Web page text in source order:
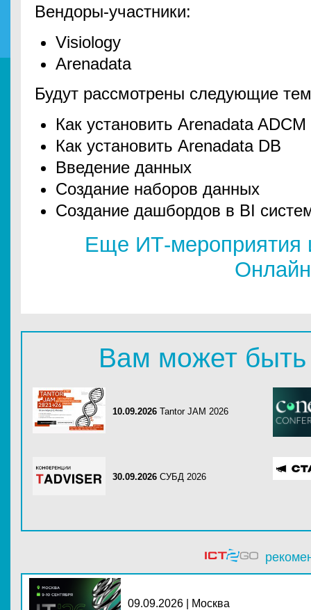
Вендоры-участники:
Visiology
Arenadata
Будут рассмотрены следующие
Как установить Arenadata ADCM
Как установить Arenadata DB
Введение данных
Создание наборов данных
Создание дашбордов в BI
Еще ИТ-мероприятия
Онлайн
Вам может быть
10.09.2026 Tantor JAM 2026
30.09.2026 СУБД 2026
09.09.2026 | Москва